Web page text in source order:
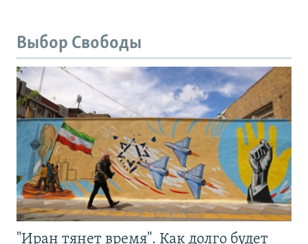
Выбор Свободы
"Иран тянет время". Как долго будет